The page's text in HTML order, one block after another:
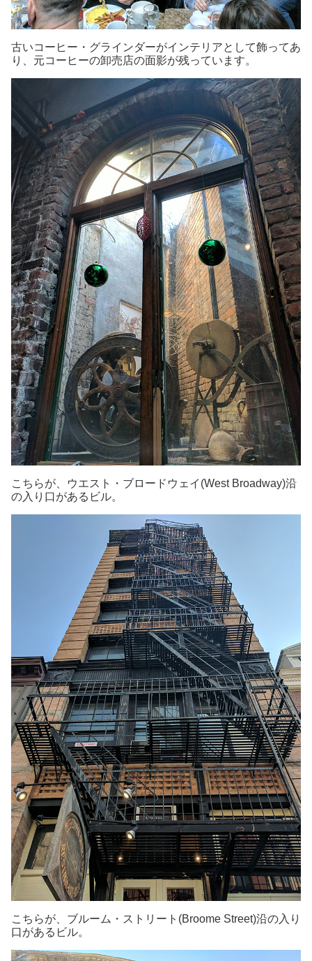
古いコーヒー・グラインダーがインテリアとして飾ってあ
り、元コーヒーの卸売店の面影が残っています。
こちらが、ウエスト・ブロードウェイ(West Broadway)沿
の入り口があるビル。
こちらが、ブルーム・ストリート(Broome Street)沿の入り
口があるビル。